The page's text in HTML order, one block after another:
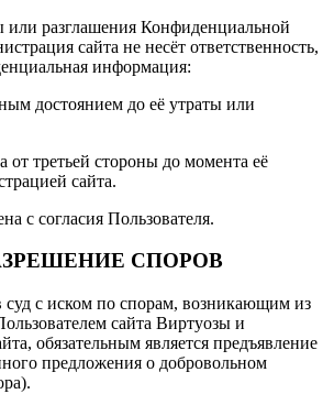
или разглашения Конфиденциальной
сайта не несёт ответственность,
информация:
достоянием до её утраты или
от третьей стороны до момента её
сайта.
с согласия Пользователя.
СПОРОВ
с иском по спорам, возникающим из
сайта Виртуозы и
обязательным является предъявление
предложения о добровольном